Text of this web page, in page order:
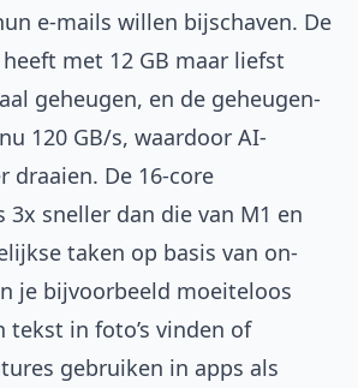
e-mails willen bijschaven. De
met 12 GB maar liefst
geheugen, en de geheugen­
120 GB/s, waardoor AI-
draaien. De 16-core
3x sneller dan die van M1 en
taken op basis van on-
je bijvoorbeeld moeiteloos
tekst in foto’s vinden of
gebruiken in apps als